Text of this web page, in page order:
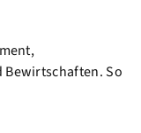
Bewirtschaften. So